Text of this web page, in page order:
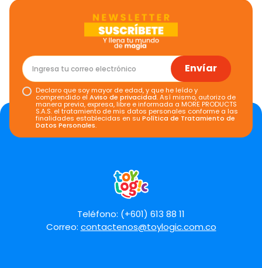
Envíar
Declaro que soy mayor de edad, y que he leído y
comprendido elAviso de privacidad. Así mismo, autorizo de
manera previa, expresa, libre e informada a MORE PRODUCTS
S.A.S. el tratamiento de mis datos personales conforme a las
finalidades establecidas en suPolítica de Tratamiento de
Datos Personales.
Teléfono: (+601) 613 88 11
Correo: contactenos@toylogic.com.co